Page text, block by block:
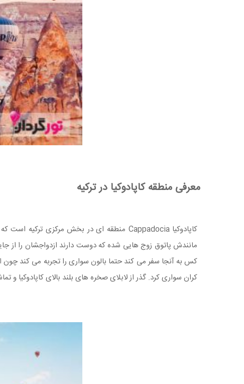
معرفی منطقه کاپادوکیا در ترکیه
کاپادوکیا Cappadocia منطقه ای در بخش مرکزی ترکیه است که
مانندش پاتوق زوج هایی شده که دوست دارند ازدواجشان را از
کس به آنجا سفر می کند حتما بالون سواری را تجربه می کند
کران سواری کرد. گذر از لابلای صخره های بلند بالای کاپادوکیا و